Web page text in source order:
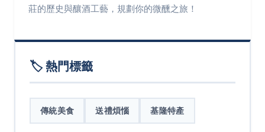
莊的歷史與釀酒工藝，規劃你的微醺之旅！
🏷️ 熱門標籤
傳統美食 送禮煩惱 基隆特產